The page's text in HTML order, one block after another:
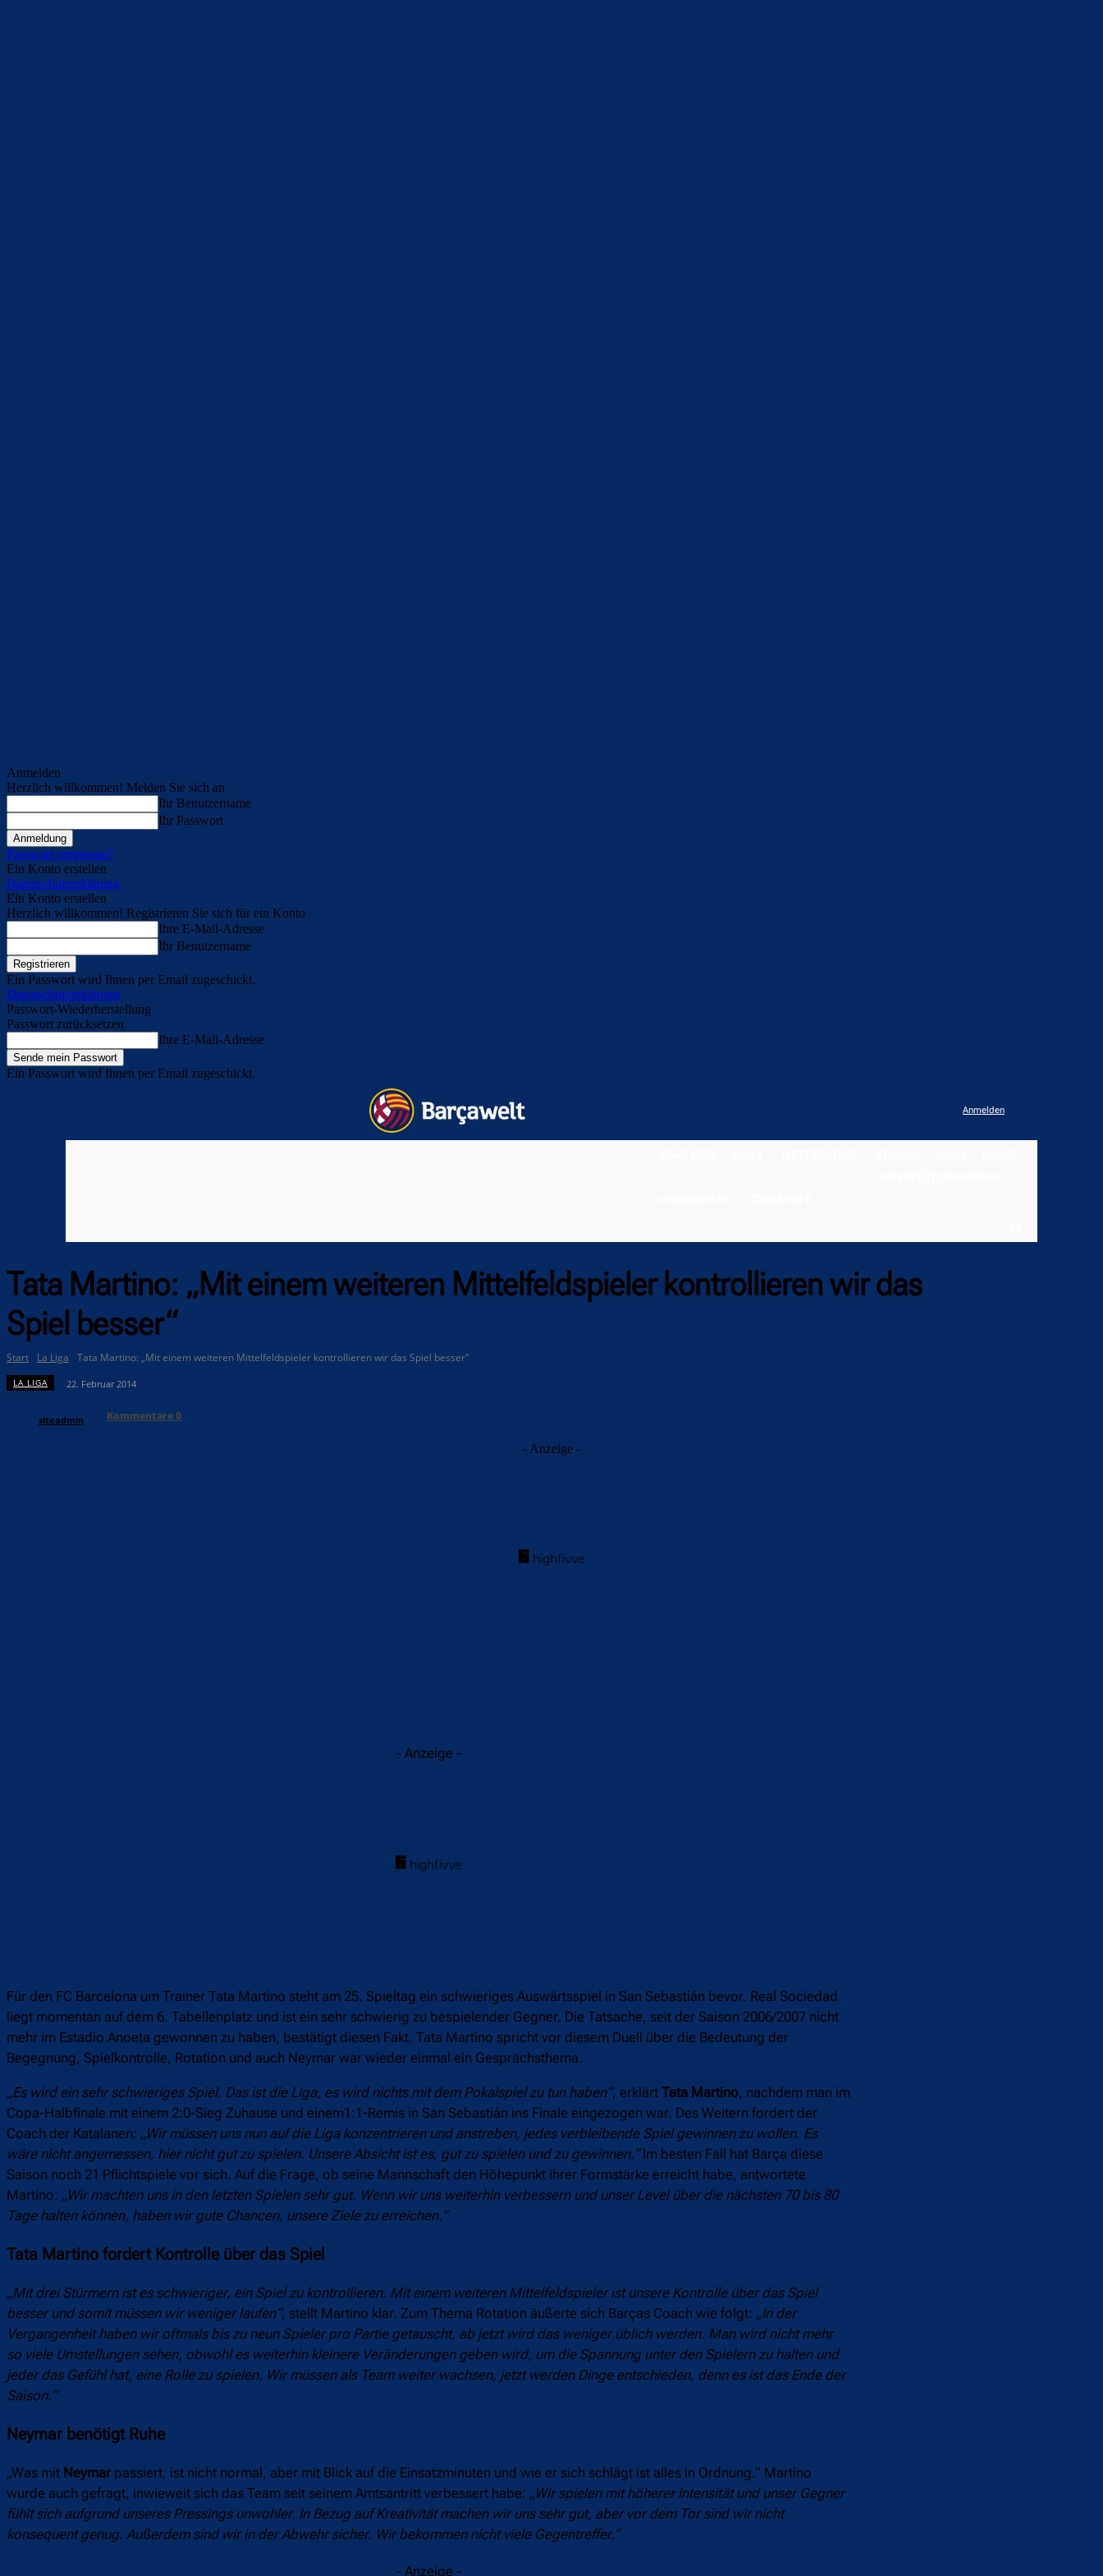
Anmelden
Herzlich willkommen! Melden Sie sich an
Ihr Benutzername
Ihr Passwort
Passwort vergessen?
Ein Konto erstellen
Datenschutzerklärung
Ein Konto erstellen
Herzlich willkommen! Registrieren Sie sich für ein Konto
Ihre E-Mail-Adresse
Ihr Benutzername
Ein Passwort wird Ihnen per Email zugeschickt.
Datenschutzerklärung
Passwort-Wiederherstellung
Passwort zurücksetzen
Ihre E-Mail-Adresse
Ein Passwort wird Ihnen per Email zugeschickt.
Anmelden
Tata Martino: „Mit einem weiteren Mittelfeldspieler kontrollieren wir das
Spiel besser“
Start La Liga Tata Martino: „Mit einem weiteren Mittelfeldspieler kontrollieren wir das Spiel besser"
LA LIGA 22. Februar 2014
siteadmin Kommentare0
- Anzeige -
- Anzeige -
Für den FC Barcelona um Trainer Tata Martino steht am 25. Spieltag ein schwieriges Auswärtsspiel in San Sebastián bevor. Real Sociedad
liegt momentan auf dem 6. Tabellenplatz und ist ein sehr schwierig zu bespielender Gegner. Die Tatsache, seit der Saison 2006/2007 nicht
mehr im Estadio Anoeta gewonnen zu haben, bestätigt diesen Fakt. Tata Martino spricht vor diesem Duell über die Bedeutung der
Begegnung, Spielkontrolle, Rotation und auch Neymar war wieder einmal ein Gesprächsthema.
„Es wird ein sehr schwieriges Spiel. Das ist die Liga, es wird nichts mit dem Pokalspiel zu tun haben“, erklärt Tata Martino, nachdem man im
Copa-Halbfinale mit einem 2:0-Sieg Zuhause und einem1:1-Remis in San Sebastián ins Finale eingezogen war. Des Weitern fordert der
Coach der Katalanen: „Wir müssen uns nun auf die Liga konzentrieren und anstreben, jedes verbleibende Spiel gewinnen zu wollen. Es
wäre nicht angemessen, hier nicht gut zu spielen. Unsere Absicht ist es, gut zu spielen und zu gewinnen.“Im besten Fall hat Barça diese
Saison noch 21 Pflichtspiele vor sich. Auf die Frage, ob seine Mannschaft den Höhepunkt ihrer Formstärke erreicht habe, antwortete
Martino: „Wir machten uns in den letzten Spielen sehr gut. Wenn wir uns weiterhin verbessern und unser Level über die nächsten 70 bis 80
Tage halten können, haben wir gute Chancen, unsere Ziele zu erreichen.“
Tata Martino fordert Kontrolle über das Spiel
„Mit drei Stürmern ist es schwieriger, ein Spiel zu kontrollieren. Mit einem weiteren Mittelfeldspieler ist unsere Kontrolle über das Spiel
besser und somit müssen wir weniger laufen“, stellt Martino klar. Zum Thema Rotation äußerte sich Barças Coach wie folgt: „In der
Vergangenheit haben wir oftmals bis zu neun Spieler pro Partie getauscht, ab jetzt wird das weniger üblich werden. Man wird nicht mehr
so viele Umstellungen sehen, obwohl es weiterhin kleinere Veränderungen geben wird, um die Spannung unter den Spielern zu halten und
jeder das Gefühl hat, eine Rolle zu spielen. Wir müssen als Team weiter wachsen, jetzt werden Dinge entschieden, denn es ist das Ende der
Saison.“
Neymar benötigt Ruhe
„Was mit Neymar passiert, ist nicht normal, aber mit Blick auf die Einsatzminuten und wie er sich schlägt ist alles in Ordnung.“ Martino
wurde auch gefragt, inwieweit sich das Team seit seinem Amtsantritt verbessert habe: „Wir spielen mit höherer Intensität und unser Gegner
fühlt sich aufgrund unseres Pressings unwohler. In Bezug auf Kreativität machen wir uns sehr gut, aber vor dem Tor sind wir nicht
konsequent genug. Außerdem sind wir in der Abwehr sicher. Wir bekommen nicht viele Gegentreffer.“
- Anzeige -